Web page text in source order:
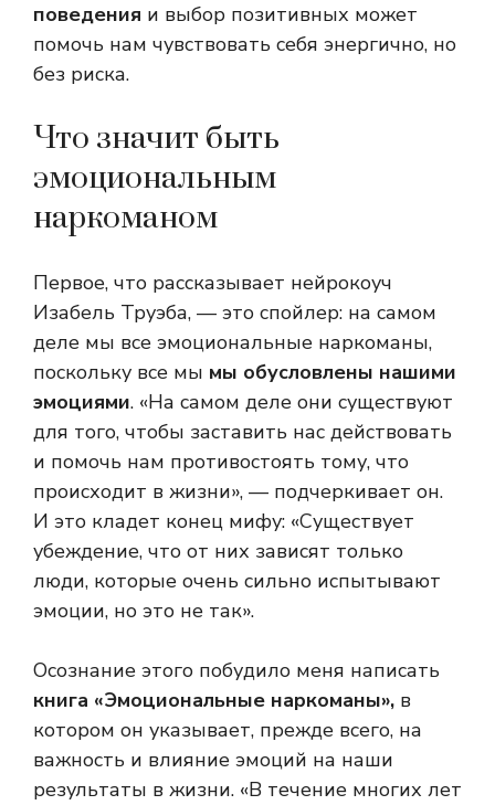
поведения и выбор позитивных может
помочь нам чувствовать себя энергично, но
без риска.
Что значит быть
эмоциональным
наркоманом
Первое, что рассказывает нейрокоуч
Изабель Труэба, — это спойлер: на самом
деле мы все эмоциональные наркоманы,
поскольку все мы мы обусловлены нашими
эмоциями. «На самом деле они существуют
для того, чтобы заставить нас действовать
и помочь нам противостоять тому, что
происходит в жизни», — подчеркивает он.
И это кладет конец мифу: «Существует
убеждение, что от них зависят только
люди, которые очень сильно испытывают
эмоции, но это не так».
Осознание этого побудило меня написать
книга «Эмоциональные наркоманы», в
котором он указывает, прежде всего, на
важность и влияние эмоций на наши
результаты в жизни. «В течение многих лет